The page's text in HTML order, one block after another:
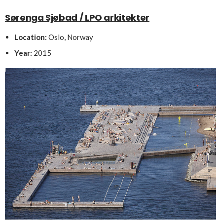
Sørenga Sjøbad / LPO arkitekter
Location: Oslo, Norway
Year: 2015